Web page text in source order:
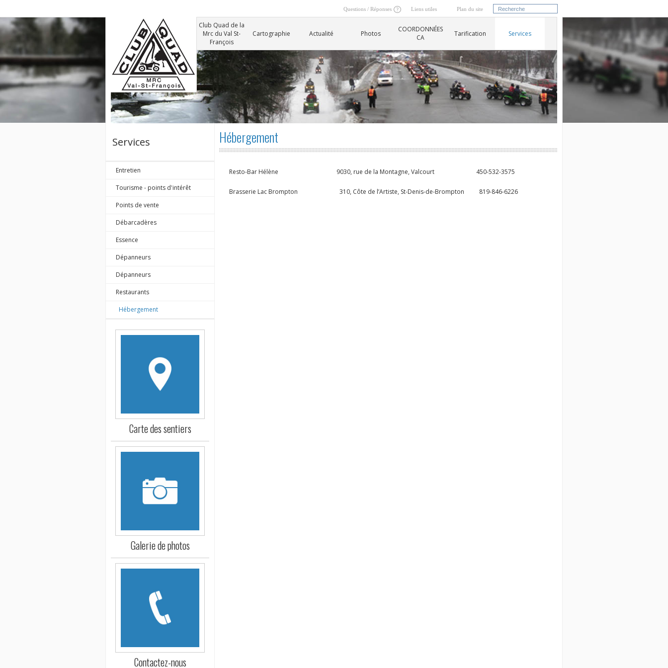
Questions / Réponses Liens utiles Plan du site
Club Quad de la
Mrc du Val St-
François
Cartographie Actualité Photos
COORDONNÉES
CA
Tarification Services
Hébergement
Resto-Bar Hélène 9030, rue de la Montagne, Valcourt 450-532-3575
Brasserie Lac Brompton 310, Côte de l’Artiste, St-Denis-de-Brompton 819-846-6226
Services
Entretien
Tourisme - points d'intérêt
Points de vente
Débarcadères
Essence
Dépanneurs
Dépanneurs
Restaurants
Hébergement
Carte des sentiers
Galerie de photos
Contactez-nous